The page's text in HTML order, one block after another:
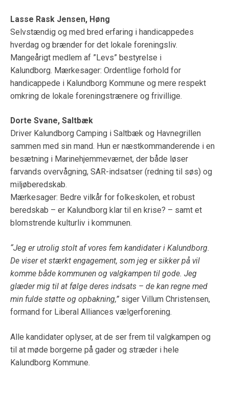
Lasse Rask Jensen, Høng
Selvstændig og med bred erfaring i handicappedes
hverdag og brænder for det lokale foreningsliv.
Mangeårigt medlem af ”Levs” bestyrelse i
Kalundborg. Mærkesager: Ordentlige forhold for
handicappede i Kalundborg Kommune og mere respekt
omkring de lokale foreningstrænere og frivillige.
Dorte Svane, Saltbæk
Driver Kalundborg Camping i Saltbæk og Havnegrillen
sammen med sin mand. Hun er næstkommanderende i en
besætning i Marinehjemmeværnet, der både løser
farvands overvågning, SAR-indsatser (redning til søs) og
miljøberedskab.
Mærkesager: Bedre vilkår for folkeskolen, et robust
beredskab – er Kalundborg klar til en krise? – samt et
blomstrende kulturliv i kommunen.
“Jeg er utrolig stolt af vores fem kandidater i Kalundborg.
De viser et stærkt engagement, som jeg er sikker på vil
komme både kommunen og valgkampen til gode. Jeg
glæder mig til at følge deres indsats – de kan regne med
min fulde støtte og opbakning,” siger Villum Christensen,
formand for Liberal Alliances vælgerforening.
Alle kandidater oplyser, at de ser frem til valgkampen og
til at møde borgerne på gader og stræder i hele
Kalundborg Kommune.